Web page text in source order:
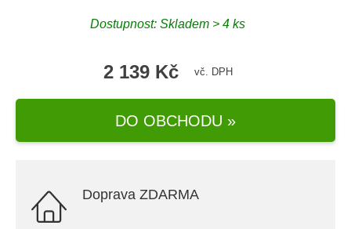
Dostupnost: Skladem > 4 ks
2 139 Kč vč. DPH
DO OBCHODU »
Doprava ZDARMA